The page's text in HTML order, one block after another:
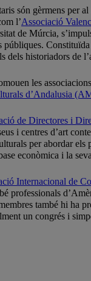
són gèrmens per
l’Associació
de Múrcia,
públiques.
dels historiadors de
les
d’Andalusia
de Directores i
i centres d’art
per abordar
econòmica i la
Internacional de
professionals
també hi ha
un congrés i